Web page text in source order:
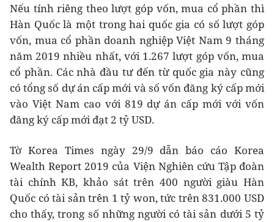
Nếu tính riêng theo lượt góp vốn, mua cổ phần thì
Hàn Quốc là một trong hai quốc gia có số lượt góp
vốn, mua cổ phần doanh nghiệp Việt Nam 9 tháng
năm 2019 nhiều nhất, với 1.267 lượt góp vốn, mua
cổ phần. Các nhà đầu tư đến từ quốc gia này cũng
có tổng số dự án cấp mới và số vốn đăng ký cấp mới
vào Việt Nam cao với 819 dự án cấp mới với vốn
đăng ký cấp mới đạt 2 tỷ USD.
Tờ Korea Times ngày 29/9 dẫn báo cáo Korea
Wealth Report 2019 của Viện Nghiên cứu Tập đoàn
tài chính KB, khảo sát trên 400 người giàu Hàn
Quốc có tài sản trên 1 tỷ won, tức trên 831.000 USD
cho thấy, trong số những người có tài sản dưới 5 tỷ